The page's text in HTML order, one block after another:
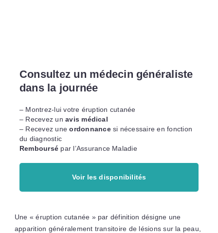
Consultez un médecin généraliste
dans la journée
– Montrez-lui votre éruption cutanée
– Recevez unavis médical
– Recevez uneordonnancesi nécessaire en fonction
du diagnostic
Remboursé par l’Assurance Maladie
Voir les disponibilités
Une « éruption cutanée » par définition désigne une
apparition généralement transitoire de lésions sur la peau,